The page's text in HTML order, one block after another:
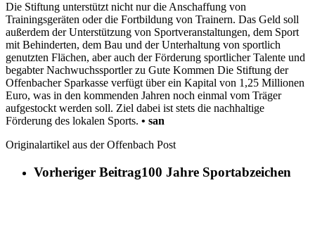
Die Stiftung unterstützt nicht nur die Anschaffung von
Trainingsgeräten oder die Fortbildung von Trainern. Das Geld soll
außerdem der Unterstützung von Sportveranstaltungen, dem Sport
mit Behinderten, dem Bau und der Unterhaltung von sportlich
genutzten Flächen, aber auch der Förderung sportlicher Talente und
begabter Nachwuchssportler zu Gute Kommen Die Stiftung der
Offenbacher Sparkasse verfügt über ein Kapital von 1,25 Millionen
Euro, was in den kommenden Jahren noch einmal vom Träger
aufgestockt werden soll. Ziel dabei ist stets die nachhaltige
Förderung des lokalen Sports. • san
Originalartikel aus der Offenbach Post
Vorheriger Beitrag100 Jahre Sportabzeichen